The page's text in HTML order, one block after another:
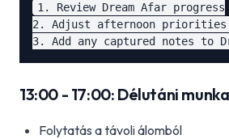
1. Review Dream Afar progress
2. Adjust afternoon priorities
13:00 - 17:00: Délutáni munka
Folytatás a távoli álomból